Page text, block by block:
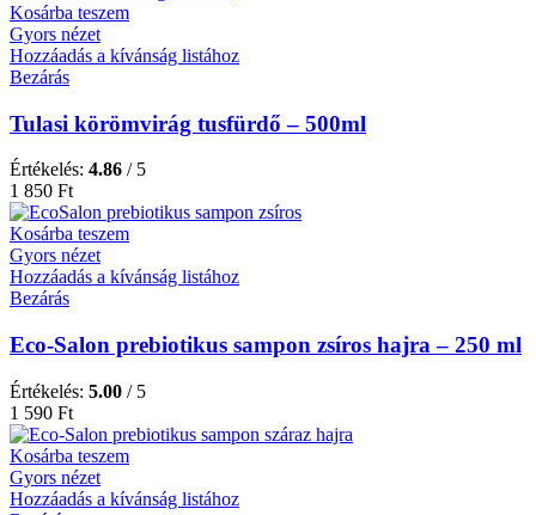
Kosárba teszem
Gyors nézet
Hozzáadás a kívánság listához
Bezárás
Tulasi körömvirág tusfürdő – 500ml
Értékelés: 4.86 / 5
1 850 Ft
Kosárba teszem
Gyors nézet
Hozzáadás a kívánság listához
Bezárás
Eco-Salon prebiotikus sampon zsíros hajra – 250 ml
Értékelés: 5.00 / 5
1 590 Ft
Kosárba teszem
Gyors nézet
Hozzáadás a kívánság listához